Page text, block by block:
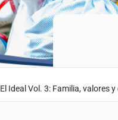
El Ideal Vol. 3: Familia, valores